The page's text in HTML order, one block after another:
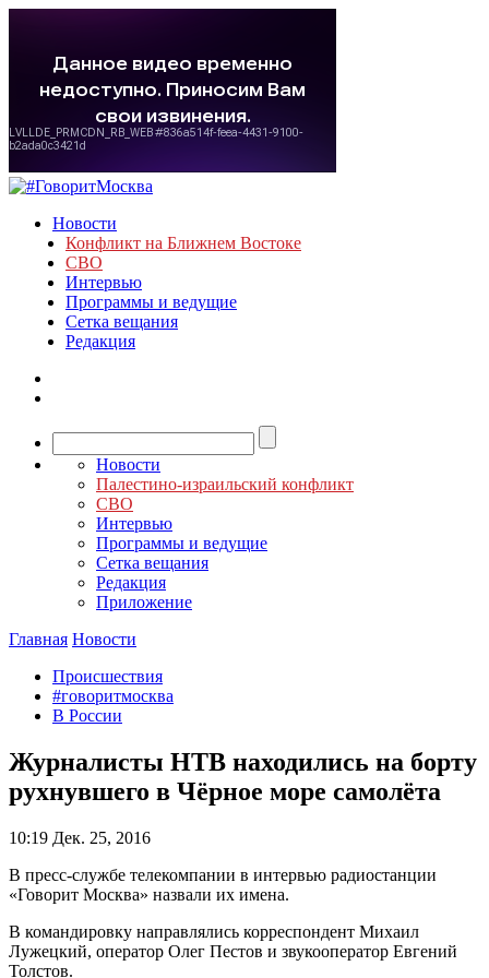
Новости
Конфликт на Ближнем Востоке
СВО
Интервью
Программы и ведущие
Сетка вещания
Редакция
Новости
Палестино-израильский конфликт
СВО
Интервью
Программы и ведущие
Сетка вещания
Редакция
Приложение
Главная Новости
Происшествия
#говоритмосква
В России
Журналисты НТВ находились на борту
рухнувшего в Чёрное море самолёта
10:19 Дек. 25, 2016
В пресс-службе телекомпании в интервью радиостанции
«Говорит Москва» назвали их имена.
В командировку направлялись корреспондент Михаил
Лужецкий, оператор Олег Пестов и звукооператор Евгений
Толстов.